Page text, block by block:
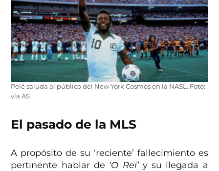
Pelé saluda al público del New York Cosmos en la NASL. Foto:
vía AS
El pasado de la MLS
A propósito de su ‘reciente’ fallecimiento es
pertinente hablar de ‘O Rei’ y su llegada a